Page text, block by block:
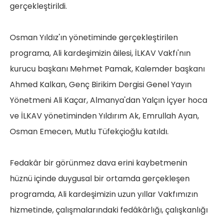
gerçekleştirildi.
Osman Yıldız'ın yönetiminde gerçekleştirilen
programa, Ali kardeşimizin âilesi, İLKAV Vakfı'nın
kurucu başkanı Mehmet Pamak, Kalemder başkanı
Ahmed Kalkan, Genç Birikim Dergisi Genel Yayın
Yönetmeni Ali Kaçar, Almanya'dan Yalçın İçyer hoca
ve İLKAV yönetiminden Yıldırım Ak, Emrullah Ayan,
Osman Emecen, Mutlu Tüfekçioğlu katıldı.
Fedakâr bir görünmez dava erini kaybetmenin
hüznü içinde duygusal bir ortamda gerçekleşen
programda, Ali kardeşimizin uzun yıllar Vakfımızın
hizmetinde, çalışmalarındaki fedâkârlığı, çalışkanlığı